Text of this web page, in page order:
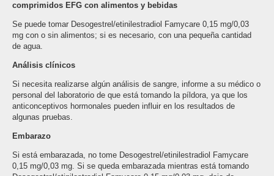
comprimidos EFG con alimentos y bebidas
Se puede tomar Desogestrel/etinilestradiol Famycare 0,15 mg/0,03
mg con o sin alimentos; si es necesario, con una pequeña cantidad
de agua.
Análisis clínicos
Si necesita realizarse algún análisis de sangre, informe a su médico o
personal del laboratorio de que está tomando la píldora, ya que los
anticonceptivos hormonales pueden influir en los resultados de
algunas pruebas.
Embarazo
Si está embarazada, no tome Desogestrel/etinilestradiol Famycare
0,15 mg/0,03 mg. Si se queda embarazada mientras está tomando